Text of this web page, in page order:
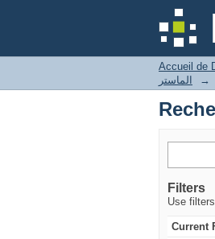
Accueil de
الماستر
→
Filters
Use
Current